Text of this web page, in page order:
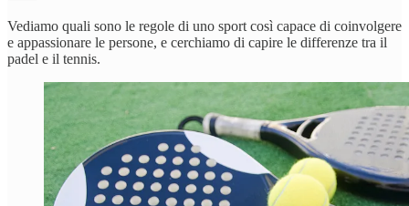
Vediamo quali sono le regole di uno sport così capace di coinvolgere
e appassionare le persone, e cerchiamo di capire le differenze tra il
padel e il tennis.